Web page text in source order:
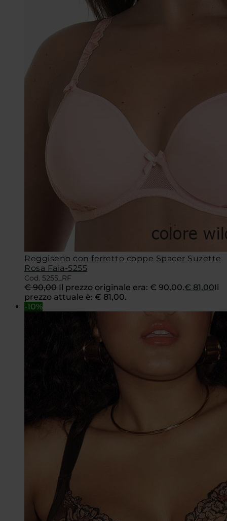
Reggiseno con ferretto coppe Spacer Suzette
Rosa Faia-5255
Cod. 5255_RF
€90,00 Il prezzo originale era: € 90,00.€ 81,00Il
prezzo attuale è: € 81,00.
-10%